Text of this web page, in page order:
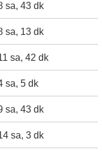
sa, 43 dk
sa, 13 dk
sa, 42 dk
sa, 5 dk
sa, 43 dk
sa, 3 dk